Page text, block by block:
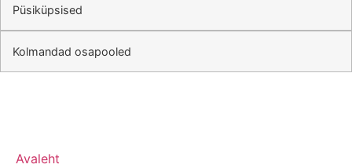
Püsiküpsised
Kolmandad osapooled
Avaleht